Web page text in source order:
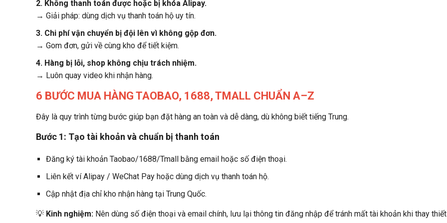
2. Không thanh toán được hoặc bị khóa Alipay.
→ Giải pháp: dùng dịch vụ thanh toán hộ uy tín.
3. Chi phí vận chuyển bị đội lên vì không gộp đơn.
→ Gom đơn, gửi về cùng kho để tiết kiệm.
4. Hàng bị lỗi, shop không chịu trách nhiệm.
→ Luôn quay video khi nhận hàng.
6 BƯỚC MUA HÀNG TAOBAO, 1688, TMALL CHUẨN A–Z
Đây là quy trình từng bước giúp bạn đặt hàng an toàn và dễ dàng, dù không biết tiếng Trung.
Bước 1: Tạo tài khoản và chuẩn bị thanh toán
Đăng ký tài khoản Taobao/1688/Tmall bằng email hoặc số điện thoại.
Liên kết ví Alipay / WeChat Pay hoặc dùng dịch vụ thanh toán hộ.
Cập nhật địa chỉ kho nhận hàng tại Trung Quốc.
💡 Kinh nghiệm: Nên dùng số điện thoại và email chính, lưu lại thông tin đăng nhập để tránh mất tài khoản khi thay